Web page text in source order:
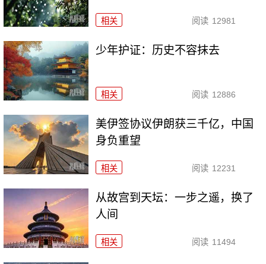
相关 阅读 12981
少年护证：历史不容抹去
相关 阅读 12886
美伊签协议伊朗获三千亿，中国
身负重望
相关 阅读 12231
从故宫到天坛：一步之遥，换了
人间
相关 阅读 11494